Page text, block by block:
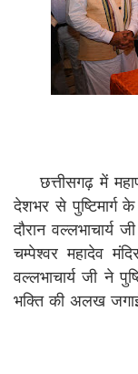
छत्तीसगढ़ में
देशभर से पुष्टिमार्ग
दौरान वल्लभाचार्य
चम्पेश्वर महादेव
वल्लभाचार्य जी ने
भक्ति की अलख